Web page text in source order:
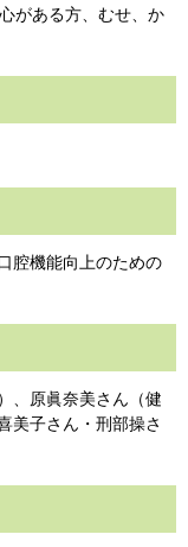
がある方、むせ、か
腔機能向上のための
、原眞奈美さん（健
美子さん・刑部操さ